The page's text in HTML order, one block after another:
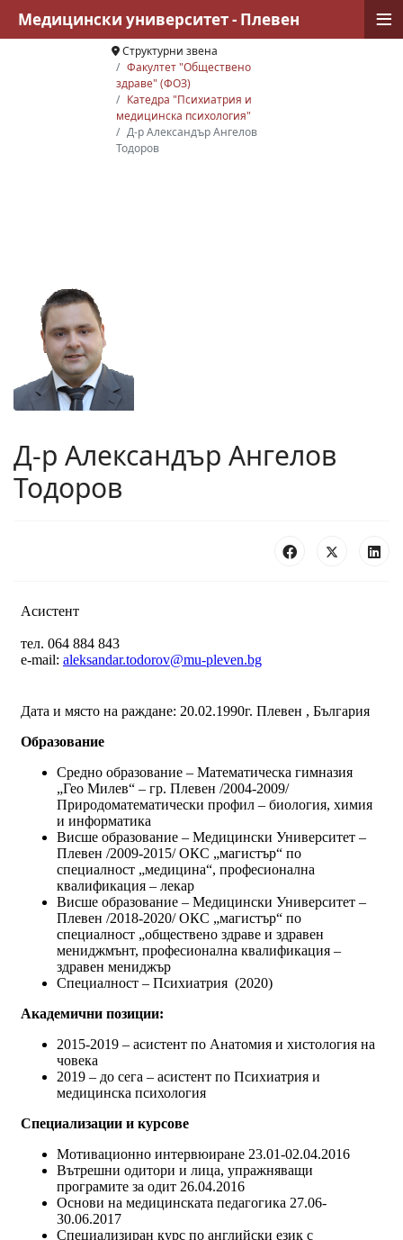
Структурни звена
Факултет "Обществено
здраве" (ФОЗ)
Катедра "Психиатрия и
медицинска психология"
Д-р Александър Ангелов
Тодоров
Д-р Александър Ангелов
Тодоров
Медицински университет - Плевен ≡